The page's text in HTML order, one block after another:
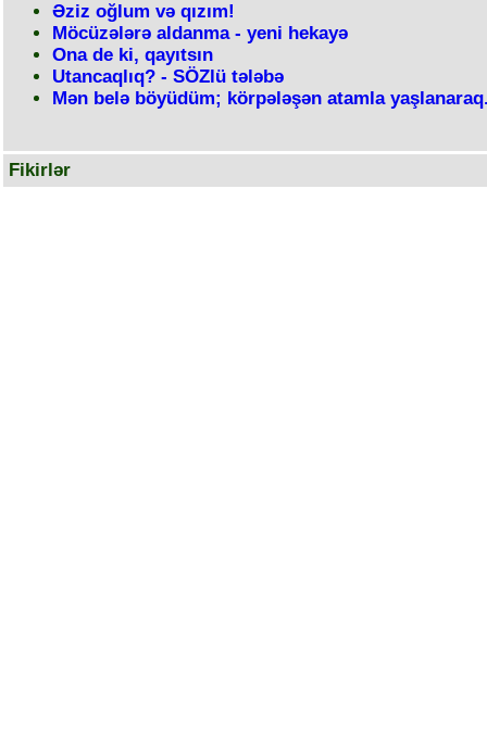
Əziz oğlum və qızım!
Möcüzələrə aldanma - yeni hekayə
Ona de ki, qayıtsın
Utancaqlıq? - SÖZlü tələbə
Mən belə böyüdüm; körpələşən atamla
Fikirlər